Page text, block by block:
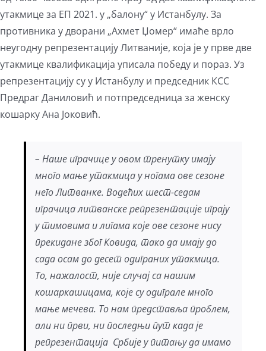
утакмице за ЕП 2021. у „балону“ у Истанбулу. За
противника у дворани „Ахмет Џомер“ имаће врло
неугодну репрезентацију Литваније, која је у прве две
утакмице квалификација уписала победу и пораз. Уз
репрезентацију су у Истанбулу и председник КСС
Предраг Даниловић и потпредседница за женску
кошарку Ана Јоковић.
– Наше играчице у овом тренутку имају
много мање утакмица у ногама ове сезоне
него Литванке. Водећих шест-седам
играчица литванске репрезентације играју
у тимовима и лигама које ове сезоне нису
прекидане због Ковида, тако да имају до
сада осам до десет одиграних утакмица.
То, нажалост, није случај са нашим
кошаркашицама, које су одиграле много
мање мечева. То нам представља проблем,
али ни први, ни последњи пут када је
репрезентација Србије у питању да имамо